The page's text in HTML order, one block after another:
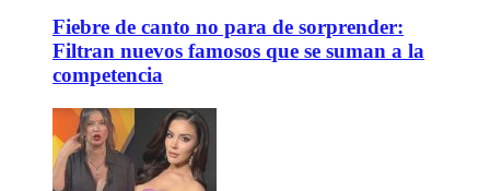
Fiebre de canto no para de sorprender:
Filtran nuevos famosos que se suman a la
competencia